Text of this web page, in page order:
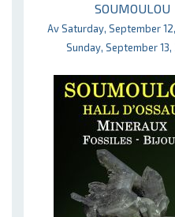
SOUMOULOU
Av Saturday, September
Sunday, September